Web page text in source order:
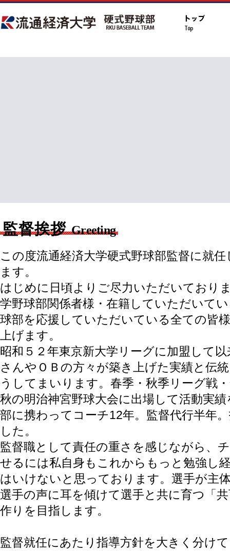
監督挨拶 Greeting
この度流通経済大学硬式野球部監督に就
ます。
はじめに日頃よりご尽力いただいており
学野球部関係者様・在籍していただいて
球部を応援していただいている全ての皆
上げます。
昭和５２年東京新大学リーグに加盟して
さんやＯＢの方々が築き上げた実績と伝
うしてまいります。春季・秋季リーグ戦
秋の明治神宮野球大会に出場して活動実
部に携わってコーチ12年。監督代行半年
した。
監督職として責任の重さを感じながら、
せるには私自身もこれからもっと勉強し
はいけないと思っております。選手が主
選手の声に耳を傾けて選手と共に育つ「
作りを目指します。
監督就任にあたり指導方針を大きく分け